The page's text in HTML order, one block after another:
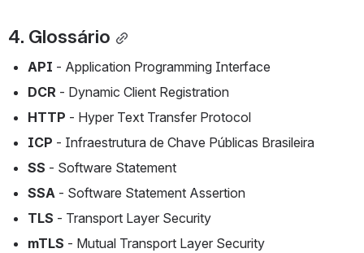
4. Glossário
API - Application Programming Interface
DCR - Dynamic Client Registration
HTTP - Hyper Text Transfer Protocol
ICP - Infraestrutura de Chave Públicas Brasileira
SS - Software Statement
SSA - Software Statement Assertion
TLS - Transport Layer Security
mTLS - Mutual Transport Layer Security